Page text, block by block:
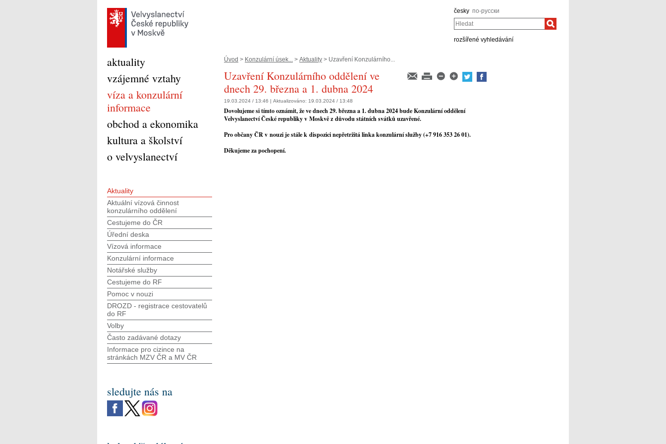
česky по-русски
Hledat
rozšířené vyhledávání
Úvod > Konzulární úsek... > Aktuality > Uzavření Konzulárního...
Uzavření Konzulárního oddělení ve
dnech 29. března a 1. dubna 2024
19.03.2024 / 13:46 | Aktualizováno: 19.03.2024 / 13:48
Dovolujeme si tímto oznámit, že ve dnech 29. března a 1. dubna 2024 bude Konzulární oddělení
Velvyslanectví České republiky v Moskvě z důvodu státních svátků uzavřené.
Pro občany ČR v nouzi je stále k dispozici nepřetržitá linka konzulární služby (+7 916 353 26 01).
Děkujeme za pochopení.
aktuality
vzájemné vztahy
víza a konzulární
informace
obchod a ekonomika
kultura a školství
o velvyslanectví
Aktuality
Aktuální vízová činnost
konzulárního oddělení
Cestujeme do ČR
Úřední deska
Vízová informace
Konzulární informace
Notářské služby
Cestujeme do RF
Pomoc v nouzi
DROZD - registrace cestovatelů
do RF
Volby
Často zadávané dotazy
Informace pro cizince na
stránkách MZV ČR а MV ČR
sledujte nás na